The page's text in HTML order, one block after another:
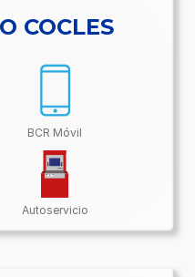
Acueductos
COCLES
BCR Móvil
Autoservicio